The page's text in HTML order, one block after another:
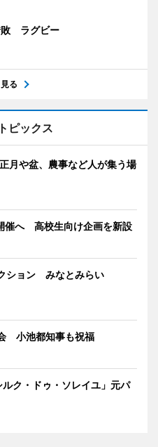
敗 ラグビー
る
ピックス
月や盆、農事など人が集う場
催へ 高校生向け企画を新設
ション みなとみらい
小池都知事も祝福
ク・ドゥ・ソレイユ」元パ